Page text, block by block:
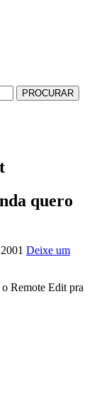
quero
Deixe um
Remote Edit pra